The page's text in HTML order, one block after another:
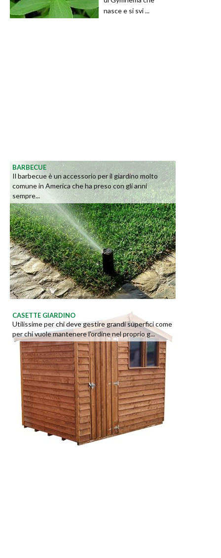
nasce e si svi ...
BARBECUE
Il barbecue è un accessorio per il giardino molto
comune in America che ha preso con gli anni
sempre...
CASETTE GIARDINO
Utilissime per chi deve gestire grandi superfici come
per chi vuole mantenere l'ordine nel proprio g...